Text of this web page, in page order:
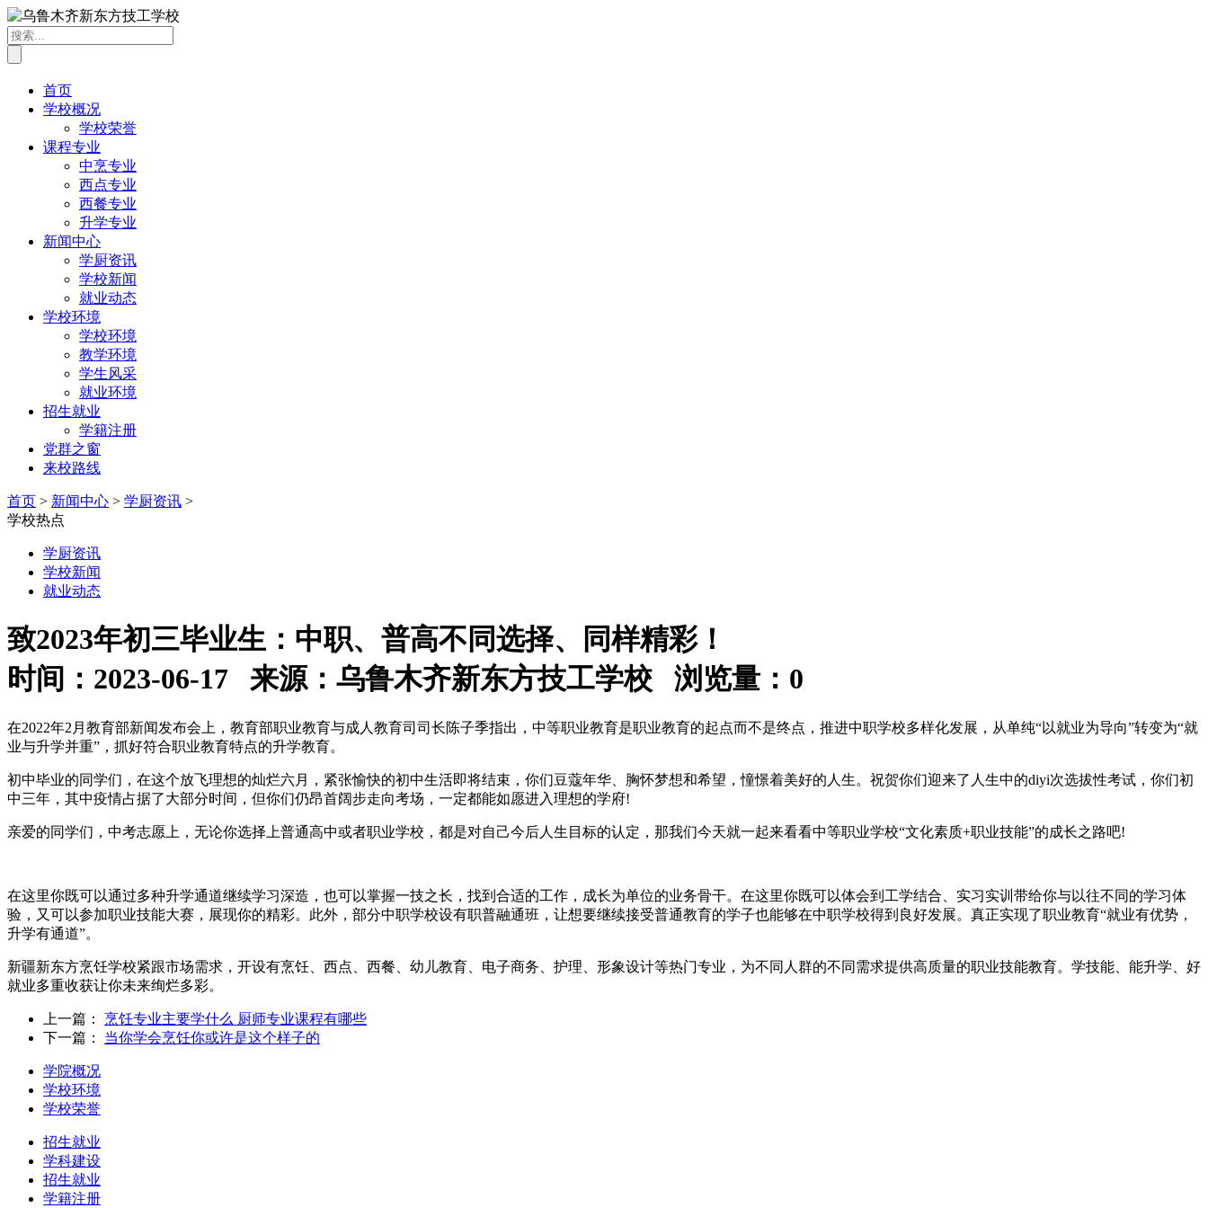
首页
学校概况
学校荣誉
课程专业
中烹专业
西点专业
西餐专业
升学专业
新闻中心
学厨资讯
学校新闻
就业动态
学校环境
学校环境
教学环境
学生风采
就业环境
招生就业
学籍注册
党群之窗
来校路线
首页 > 新闻中心 > 学厨资讯 >
学校热点
学厨资讯
学校新闻
就业动态
致2023年初三毕业生：中职、普高不同选择、同样精彩！
时间：2023-06-17 来源：乌鲁木齐新东方技工学校 浏览量： 0
在2022年2月教育部新闻发布会上，教育部职业教育与成人教育司司长陈子季指出，中等职业教育是职业教育的起点而不是终点，推进中职学校多样化发展，从单纯“以就业为导向”转变为“就
业与升学并重”，抓好符合职业教育特点的升学教育。
初中毕业的同学们，在这个放飞理想的灿烂六月，紧张愉快的初中生活即将结束，你们豆蔻年华、胸怀梦想和希望，憧憬着美好的人生。祝贺你们迎来了人生中的diyi次选拔性考试，你们初
中三年，其中疫情占据了大部分时间，但你们仍昂首阔步走向考场，一定都能如愿进入理想的学府!
亲爱的同学们，中考志愿上，无论你选择上普通高中或者职业学校，都是对自己今后人生目标的认定，那我们今天就一起来看看中等职业学校“文化素质+职业技能”的成长之路吧!
在这里你既可以通过多种升学通道继续学习深造，也可以掌握一技之长，找到合适的工作，成长为单位的业务骨干。在这里你既可以体会到工学结合、实习实训带给你与以往不同的学习体
验，又可以参加职业技能大赛，展现你的精彩。此外，部分中职学校设有职普融通班，让想要继续接受普通教育的学子也能够在中职学校得到良好发展。真正实现了职业教育“就业有优势，
升学有通道”。
新疆新东方烹饪学校紧跟市场需求，开设有烹饪、西点、西餐、幼儿教育、电子商务、护理、形象设计等热门专业，为不同人群的不同需求提供高质量的职业技能教育。学技能、能升学、好
就业多重收获让你未来绚烂多彩。
上一篇： 烹饪专业主要学什么 厨师专业课程有哪些
下一篇： 当你学会烹饪你或许是这个样子的
学院概况
学校环境
学校荣誉
招生就业
学科建设
招生就业
学籍注册